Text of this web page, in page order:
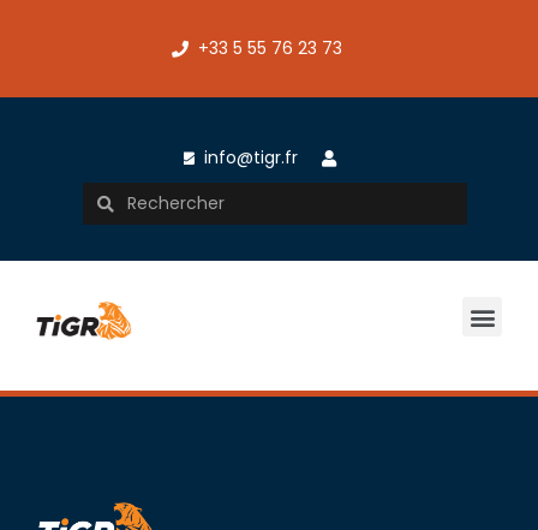
+33 5 55 76 23 73
info@tigr.fr